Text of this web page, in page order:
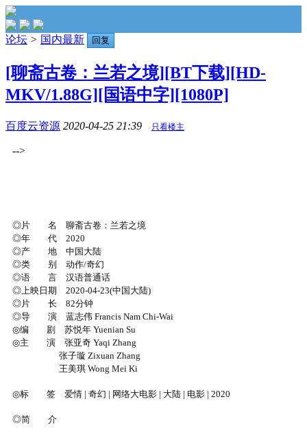
论坛 > 国内最新 回复
[聊斋古卷：兰若之境][BT下载][HD-
MKV/1.88G][国语中字][1080P]
百度云资源 2020-04-25 21:39 只看楼主
-->
◎片 名 聊斋古卷：兰若之境
◎年 代 2020
◎产 地 中国大陆
◎类 别 动作/奇幻
◎语 言 汉语普通话
◎上映日期 2020-04-23(中国大陆)
◎片 长 82分钟
◎导 演 蓝志伟 Francis Nam Chi-Wai
◎编 剧 苏悦年 Yuenian Su
◎主 演 张亚奇 Yaqi Zhang
张子璇 Zixuan Zhang
王美琪 Wong Mei Ki
◎标 签 爱情 | 奇幻 | 网络大电影 | 大陆 | 电影 | 2020
◎简 介